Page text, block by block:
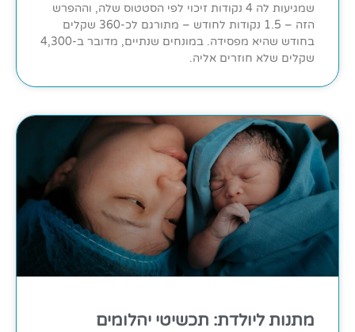
שמגיעות לה 4 נקודות זיכוי לפי הסטטוס שלה, וההפרש
הזה – 1.5 נקודות לחודש – מתורגם לכ-360 שקלים
בחודש שהיא מפסידה. במונחים שנתיים, מדובר ב-4,300
שקלים שלא חוזרים אליה.
מתנות ליולדת: תכשיטי יהלומים